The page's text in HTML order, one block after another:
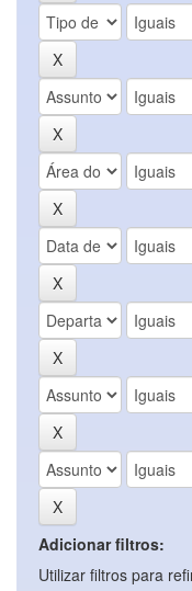
Adicionar filtros:
Utilizar filtros para